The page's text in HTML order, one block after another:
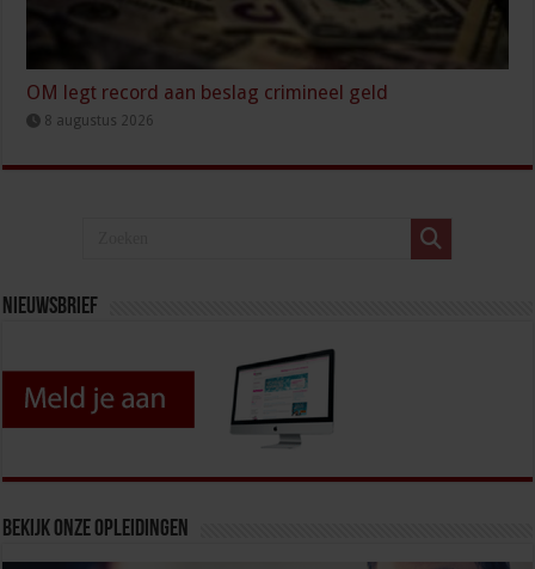
OM legt record aan beslag crimineel geld
8 augustus 2026
Nieuwsbrief
Bekijk onze opleidingen